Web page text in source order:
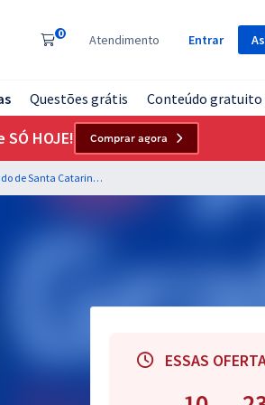
0 Atendimento Entrar
Questões grátis Conteúdo gratuito
HOJE! Comprar agora
CBM SC - Corpo de Bombeiros do Estado de Santa Catarina - Curso de Formação de Praças
ESSAS